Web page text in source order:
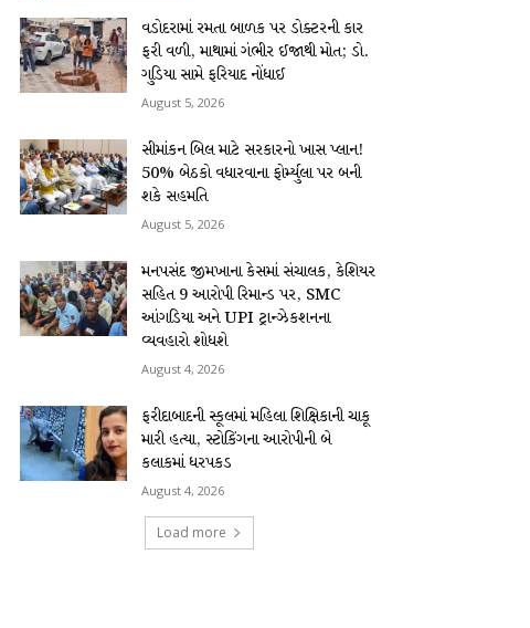
વડોદરામાં રમતા બાળક પર ડોક્ટરની કાર
ફરી વળી, માથામાં ગંભીર ઈજાથી મોત; ડો.
ગુડિયા સામે ફરિયાદ નોંધાઈ
August 5, 2026
સીમાંકન બિલ માટે સરકારનો ખાસ પ્લાન!
50% બેઠકો વધારવાના ફોર્મ્યુલા પર બની
શકે સહમતિ
August 5, 2026
મનપસંદ જીમખાના કેસમાં સંચાલક, કેશિયર
સહિત 9 આરોપી રિમાન્ડ પર, SMC
આંગડિયા અને UPI ટ્રાન્ઝેકશનના
વ્યવહારો શોધશે
August 4, 2026
ફરીદાબાદની સ્કૂલમાં મહિલા શિક્ષિકાની ચાકૂ
મારી હત્યા, સ્ટોકિંગના આરોપીની બે
કલાકમાં ધરપકડ
August 4, 2026
Load more